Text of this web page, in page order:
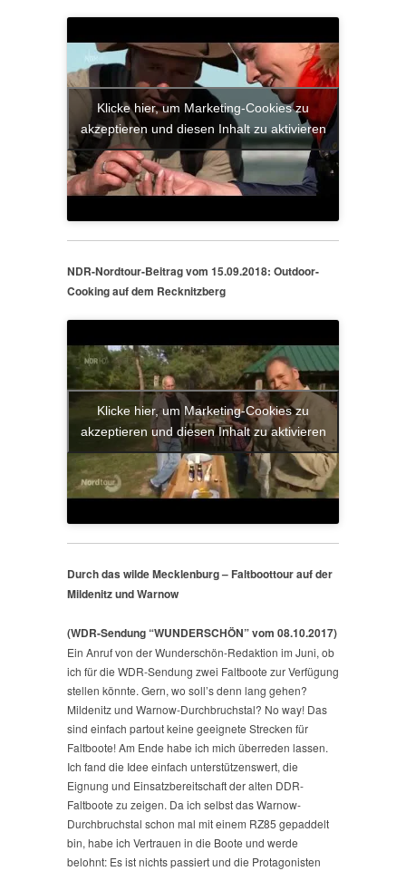
Klicke hier, um Marketing-Cookies zu
akzeptieren und diesen Inhalt zu aktivieren
NDR-Nordtour-Beitrag vom 15.09.2018: Outdoor-
Cooking auf dem Recknitzberg
Klicke hier, um Marketing-Cookies zu
akzeptieren und diesen Inhalt zu aktivieren
Durch das wilde Mecklenburg – Faltboottour auf der
Mildenitz und Warnow
(WDR-Sendung “WUNDERSCHÖN” vom 08.10.2017)
Ein Anruf von der Wunderschön-Redaktion im Juni, ob
ich für die WDR-Sendung zwei Faltboote zur Verfügung
stellen könnte. Gern, wo soll’s denn lang gehen?
Mildenitz und Warnow-Durchbruchstal? No way! Das
sind einfach partout keine geeignete Strecken für
Faltboote! Am Ende habe ich mich überreden lassen.
Ich fand die Idee einfach unterstützenswert, die
Eignung und Einsatzbereitschaft der alten DDR-
Faltboote zu zeigen. Da ich selbst das Warnow-
Durchbruchstal schon mal mit einem RZ85 gepaddelt
bin, habe ich Vertrauen in die Boote und werde
belohnt: Es ist nichts passiert und die Protagonisten